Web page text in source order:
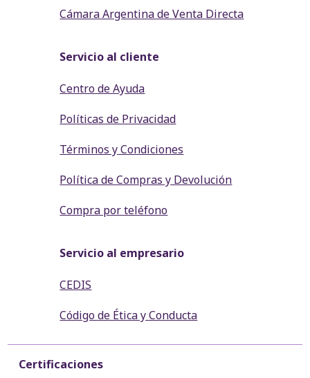
Cámara Argentina de Venta Directa
Servicio al cliente
Centro de Ayuda
Políticas de Privacidad
Términos y Condiciones
Política de Compras y Devolución
Compra por teléfono
Servicio al empresario
CEDIS
Código de Ética y Conducta
Certificaciones